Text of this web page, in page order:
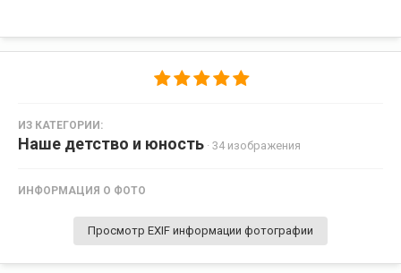
ИЗ КАТЕГОРИИ:
Наше детство и юность · 34 изображения
ИНФОРМАЦИЯ О ФОТО
Просмотр EXIF информации фотографии